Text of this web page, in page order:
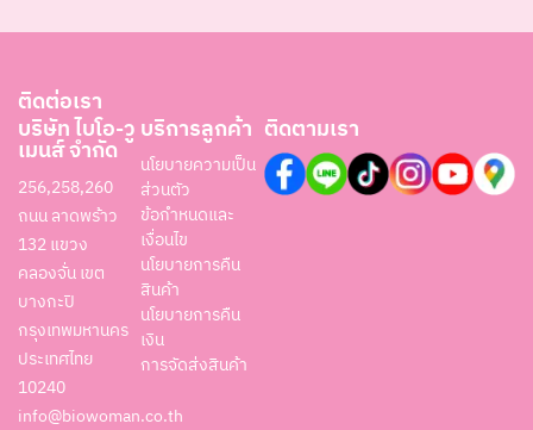
ติดต่อเรา
บริษัท ไบโอ-วู
เมนส์ จำกัด
256,258,260
ถนน ลาดพร้าว
132 แขวง
คลองจั่น เขต
บางกะปิ
กรุงเทพมหานคร
ประเทศไทย
10240
info@biowoman.co.th
บริการลูกค้า
นโยบายความเป็น
ส่วนตัว
ข้อกำหนดและ
เงื่อนไข
นโยบายการคืน
สินค้า
นโยบายการคืน
เงิน
การจัดส่งสินค้า
ติดตามเรา